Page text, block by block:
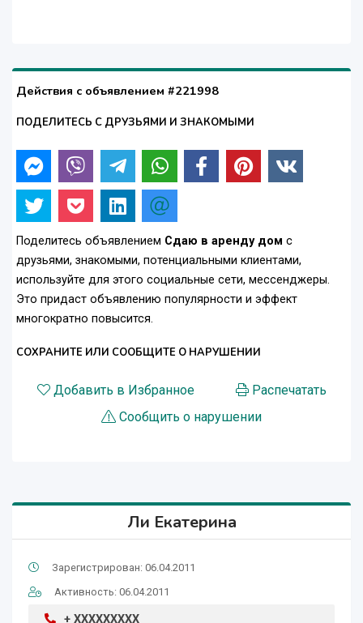
Действия с объявлением #221998
ПОДЕЛИТЕСЬ С ДРУЗЬЯМИ И ЗНАКОМЫМИ
Поделитесь объявлением Сдаю в аренду дом с
друзьями, знакомыми, потенциальными клиентами,
используйте для этого социальные сети, мессенджеры.
Это придаст объявлению популярности и эффект
многократно повысится.
СОХРАНИТЕ ИЛИ СООБЩИТЕ О НАРУШЕНИИ
Добавить в Избранное
Распечатать
Сообщить о нарушении
Ли Екатерина
Зарегистрирован: 06.04.2011
Активность: 06.04.2011
+ XXXXXXXXX